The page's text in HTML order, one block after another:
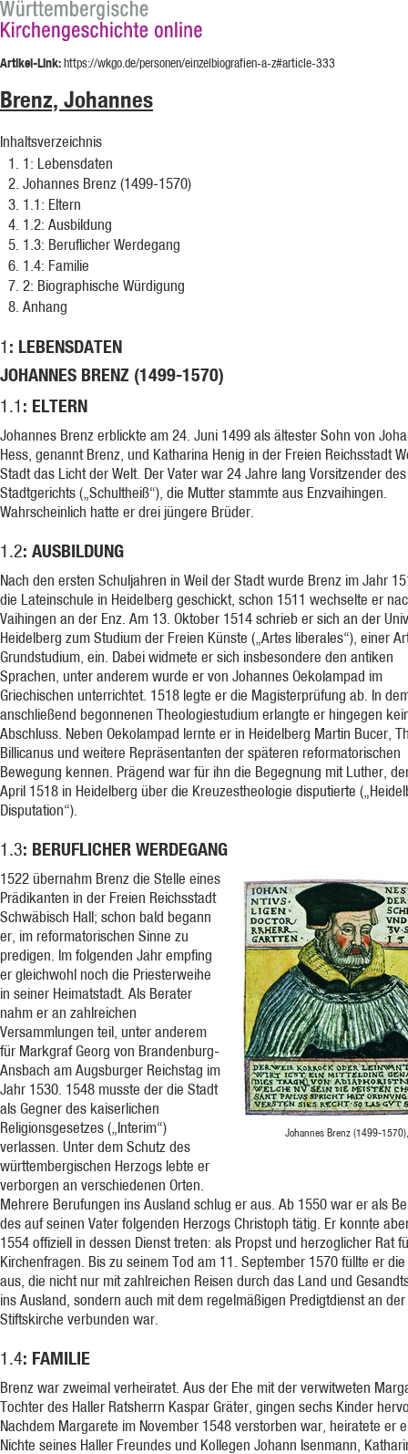
Artikel-Link:https://wkgo.de/personen/einzelbiografien-a-z#article-333
Brenz, Johannes
Inhaltsverzeichnis
1: Lebensdaten
Johannes Brenz (1499-1570)
1.1: Eltern
1.2: Ausbildung
1.3: Beruflicher Werdegang
1.4: Familie
2: Biographische Würdigung
Anhang
1 : LEBENSDATEN
JOHANNES BRENZ (1499-1570)
1.1 : ELTERN
Johannes Brenz erblickte am 24. Juni 1499 als ältester Sohn von
Hess, genannt Brenz, und Katharina Henig in der Freien Reichsstadt
Stadt das Licht der Welt. Der Vater war 24 Jahre lang Vorsitzender des
Stadtgerichts („Schultheiß“), die Mutter stammte aus Enzvaihingen.
Wahrscheinlich hatte er drei jüngere Brüder.
1.2: AUSBILDUNG
Nach den ersten Schuljahren in Weil der Stadt wurde Brenz im Jahr
die Lateinschule in Heidelberg geschickt, schon 1511 wechselte er
Vaihingen an der Enz. Am 13. Oktober 1514 schrieb er sich an der
Heidelberg zum Studium der Freien Künste („Artes liberales“), einer
Grundstudium, ein. Dabei widmete er sich insbesondere den antiken
Sprachen, unter anderem wurde er von Johannes Oekolampad im
Griechischen unterrichtet. 1518 legte er die Magisterprüfung ab. In
anschließend begonnenen Theologiestudium erlangte er hingegen
Abschluss. Neben Oekolampad lernte er in Heidelberg Martin Bucer,
Billicanus und weitere Repräsentanten der späteren reformatorischen
Bewegung kennen. Prägend war für ihn die Begegnung mit Luther,
April 1518 in Heidelberg über die Kreuzestheologie disputierte
Disputation“).
1.3: BERUFLICHER WERDEGANG
Johannes Brenz (1499-
1522 übernahm Brenz die Stelle eines
Prädikanten in der Freien Reichsstadt
Schwäbisch Hall; schon bald begann
er, im reformatorischen Sinne zu
predigen. Im folgenden Jahr empfing
er gleichwohl noch die Priesterweihe
in seiner Heimatstadt. Als Berater
nahm er an zahlreichen
Versammlungen teil, unter anderem
für Markgraf Georg von Brandenburg-
Ansbach am Augsburger Reichstag im
Jahr 1530. 1548 musste der die Stadt
als Gegner des kaiserlichen
Religionsgesetzes („Interim“)
verlassen. Unter dem Schutz des
württembergischen Herzogs lebte er
verborgen an verschiedenen Orten.
Mehrere Berufungen ins Ausland schlug er aus. Ab 1550 war er als
des auf seinen Vater folgenden Herzogs Christoph tätig. Er konnte
1554 offiziell in dessen Dienst treten: als Propst und herzoglicher Rat
Kirchenfragen. Bis zu seinem Tod am 11. September 1570 füllte er
aus, die nicht nur mit zahlreichen Reisen durch das Land und
ins Ausland, sondern auch mit dem regelmäßigen Predigtdienst an der
Stiftskirche verbunden war.
1.4: FAMILIE
Brenz war zweimal verheiratet. Aus der Ehe mit der verwitweten
Tochter des Haller Ratsherrn Kaspar Gräter, gingen sechs Kinder
Nachdem Margarete im November 1548 verstorben war, heiratete er
Nichte seines Haller Freundes und Kollegen Johann Isenmann,